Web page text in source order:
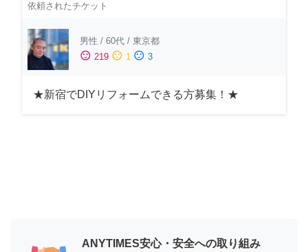
依頼されたチケット
男性 / 60代 / 東京都
sentiment_satisfied 219 sentiment_neutral 1 sentiment_dissatisfied 3
★新宿でDIYリフォームできる方募集！★
ANYTIMES安心・安全への取り組み